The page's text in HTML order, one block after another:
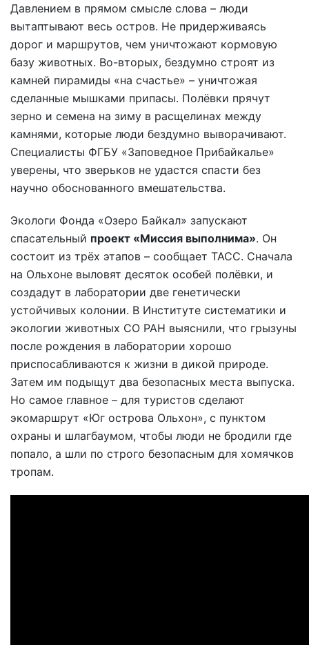
Давлением в прямом смысле слова – люди
вытаптывают весь остров. Не придерживаясь
дорог и маршрутов, чем уничтожают кормовую
базу животных. Во-вторых, бездумно строят из
камней пирамиды «на счастье» – уничтожая
сделанные мышками припасы. Полёвки прячут
зерно и семена на зиму в расщелинах между
камнями, которые люди бездумно выворачивают.
Специалисты ФГБУ «Заповедное Прибайкалье»
уверены, что зверьков не удастся спасти без
научно обоснованного вмешательства.
Экологи Фонда «Озеро Байкал» запускают
спасательный проект «Миссия выполнима». Он
состоит из трёх этапов – сообщает ТАСС. Сначала
на Ольхоне выловят десяток особей полёвки, и
создадут в лаборатории две генетически
устойчивых колонии. В Институте систематики и
экологии животных СО РАН выяснили, что грызуны
после рождения в лаборатории хорошо
приспосабливаются к жизни в дикой природе.
Затем им подыщут два безопасных места выпуска.
Но самое главное – для туристов сделают
экомаршрут «Юг острова Ольхон», с пунктом
охраны и шлагбаумом, чтобы люди не бродили где
попало, а шли по строго безопасным для хомячков
тропам.